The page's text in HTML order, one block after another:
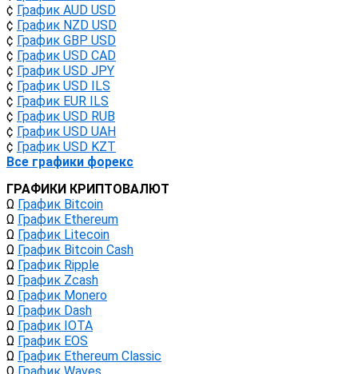
¢ График AUD USD
¢ График NZD USD
¢ График GBP USD
¢ График USD CAD
¢ График USD JPY
¢ График USD ILS
¢ График EUR ILS
¢ График USD RUB
¢ График USD UAH
¢ График USD KZT
Все графики форекс
ГРАФИКИ КРИПТОВАЛЮТ
Ω График Bitcoin
Ω График Ethereum
Ω График Litecoin
Ω График Bitcoin Cash
Ω График Ripple
Ω График Zcash
Ω График Monero
Ω График Dash
Ω График IOTA
Ω График EOS
Ω График Ethereum Classic